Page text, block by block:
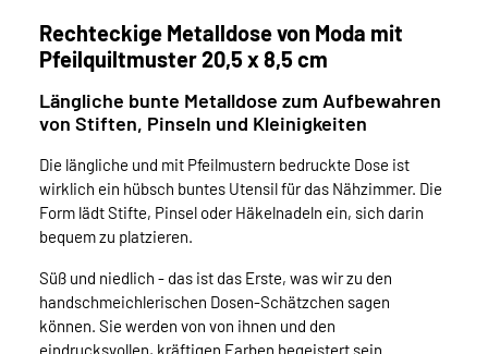
Rechteckige Metalldose von Moda mit
Pfeilquiltmuster 20,5 x 8,5 cm
Längliche bunte Metalldose zum Aufbewahren
von Stiften, Pinseln und Kleinigkeiten
Die längliche und mit Pfeilmustern bedruckte Dose ist
wirklich ein hübsch buntes Utensil für das Nähzimmer. Die
Form lädt Stifte, Pinsel oder Häkelnadeln ein, sich darin
bequem zu platzieren.
Süß und niedlich - das ist das Erste, was wir zu den
handschmeichlerischen Dosen-Schätzchen sagen
können. Sie werden von von ihnen und den
eindrucksvollen, kräftigen Farben begeistert sein.